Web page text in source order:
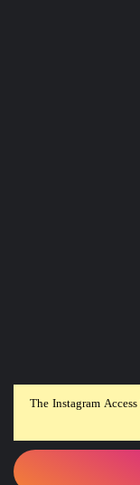
The Instagram